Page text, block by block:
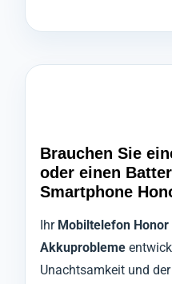
Brauchen Sie
oder einen
Smartphone
Ihr Mobiltelefon Honor
Akkuprobleme
Unachtsamkeit und der